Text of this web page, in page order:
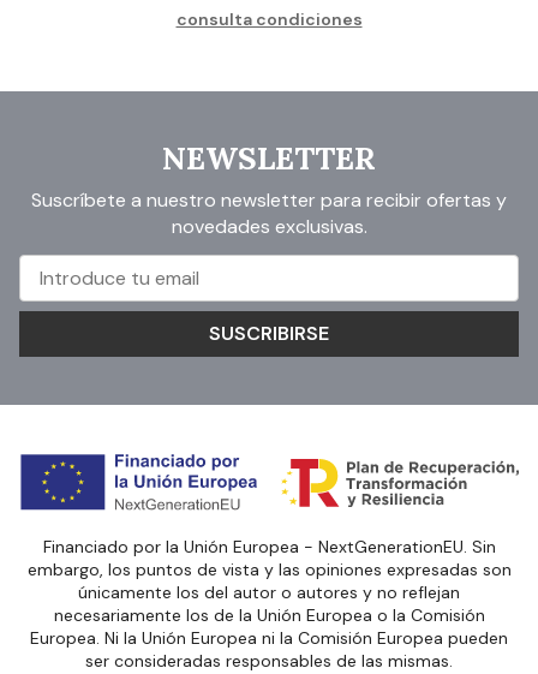
consulta condiciones
NEWSLETTER
Suscríbete a nuestro newsletter para recibir ofertas y
novedades exclusivas.
SUSCRIBIRSE
Financiado por la Unión Europea - NextGenerationEU. Sin
embargo, los puntos de vista y las opiniones expresadas son
únicamente los del autor o autores y no reflejan
necesariamente los de la Unión Europea o la Comisión
Europea. Ni la Unión Europea ni la Comisión Europea pueden
ser consideradas responsables de las mismas.